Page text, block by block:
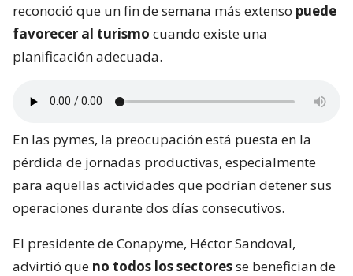
reconoció que un fin de semana más extenso puede
favorecer al turismo cuando existe una
planificación adecuada.
En las pymes, la preocupación está puesta en la
pérdida de jornadas productivas, especialmente
para aquellas actividades que podrían detener sus
operaciones durante dos días consecutivos.
El presidente de Conapyme, Héctor Sandoval,
advirtió que no todos los sectoresse benefician de